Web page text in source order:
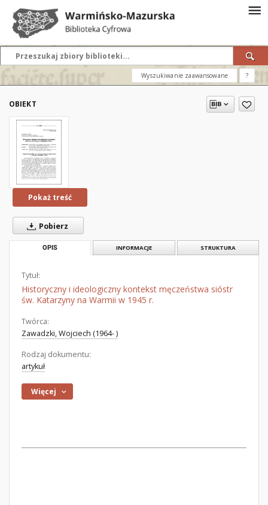
Wyszukiwanie zaawansowane ?
OBIEKT
Pokaż treść
Pobierz
OPIS INFORMACJE STRUKTURA
Tytuł:
Historyczny i ideologiczny kontekst męczeństwa sióstr
św. Katarzyny na Warmii w 1945 r.
Twórca:
Zawadzki, Wojciech (1964- )
Rodzaj dokumentu:
artykuł
Więcej